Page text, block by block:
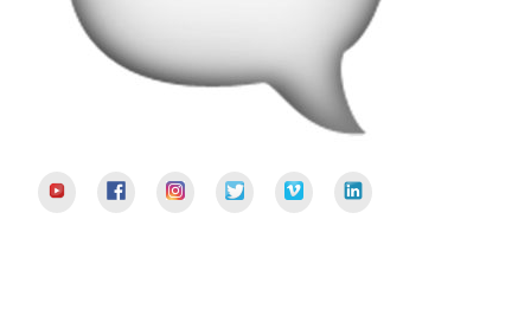
YouTube Facebook Instagram Twitter Vimeo